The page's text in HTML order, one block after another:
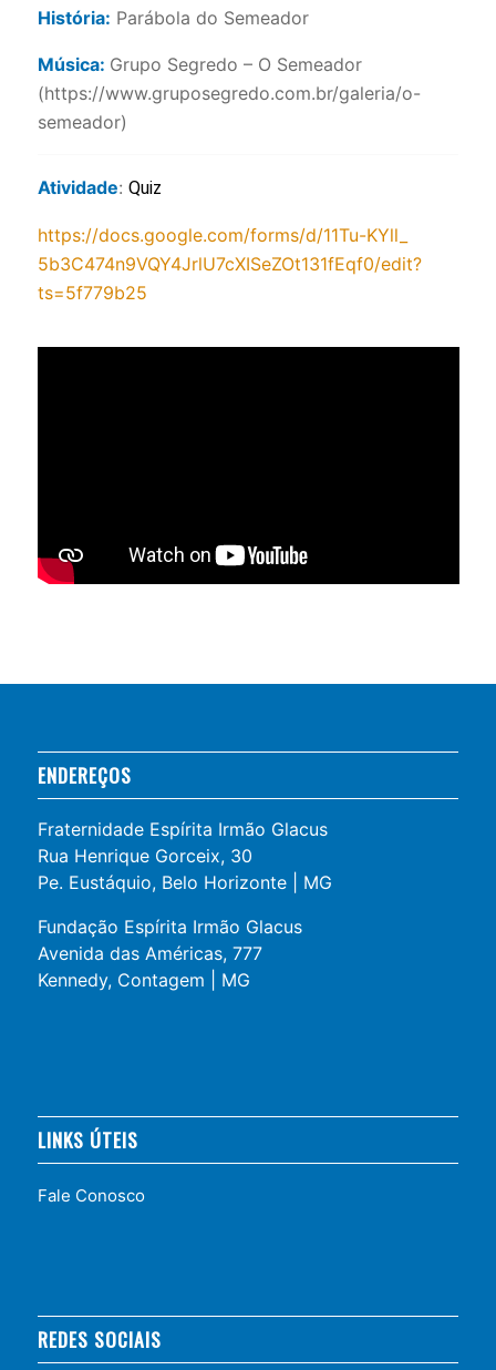
História: Parábola do Semeador
Música: Grupo Segredo – O Semeador
(https://www.gruposegredo.com.br/galeria/o-
semeador)
Atividade: Quiz
https://docs.google.com/forms/d/11Tu-KYll_
5b3C474n9VQY4JrlU7cXISeZOt131fEqf0/edit?
ts=5f779b25
ENDEREÇOS
Fraternidade Espírita Irmão Glacus
Rua Henrique Gorceix, 30
Pe. Eustáquio, Belo Horizonte | MG
Fundação Espírita Irmão Glacus
Avenida das Américas, 777
Kennedy, Contagem | MG
LINKS ÚTEIS
Fale Conosco
REDES SOCIAIS